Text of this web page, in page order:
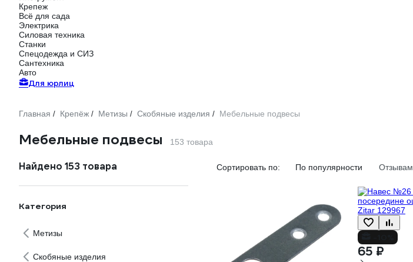
Крепеж
Всё для сада
Электрика
Силовая техника
Станки
Спецодежда и СИЗ
Сантехника
Авто
Для юрлиц
Главная / Крепёж / Метизы / Скобяные изделия / Мебельные подвесы
Мебельные подвесы 153 товара
Найдено 153 товара
Категория
Метизы
Скобяные изделия
Сортировать по: По популярности Отзывам
65 ₽